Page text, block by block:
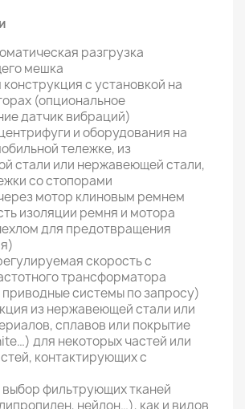
разгрузка
мешка
с установкой на
(опциональное
датчик вибраций)
и оборудования на
тележке, из
стали или нержавеющей стали,
со стопорами
мотор клиновым ремнем
изоляции ремня и мотора
для предотвращения
скорость с
трансформатора
приводные системы по запросу)
из нержавеющей стали или
сплавов или покрытие
для некоторых частей или
контактирующих с
фильтрующих тканей
нейлон…), как и видов